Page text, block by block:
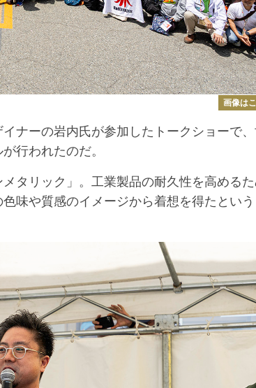
画像は
ナーの岩内氏が参加したトークショーで
行われたのだ。
タリック」。工業製品の耐久性を高める
味や質感のイメージから着想を得たとい